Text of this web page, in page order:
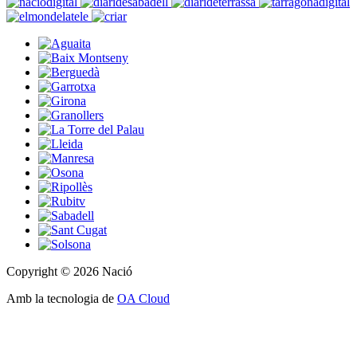
Copyright © 2026 Nació
Amb la tecnologia de OA Cloud